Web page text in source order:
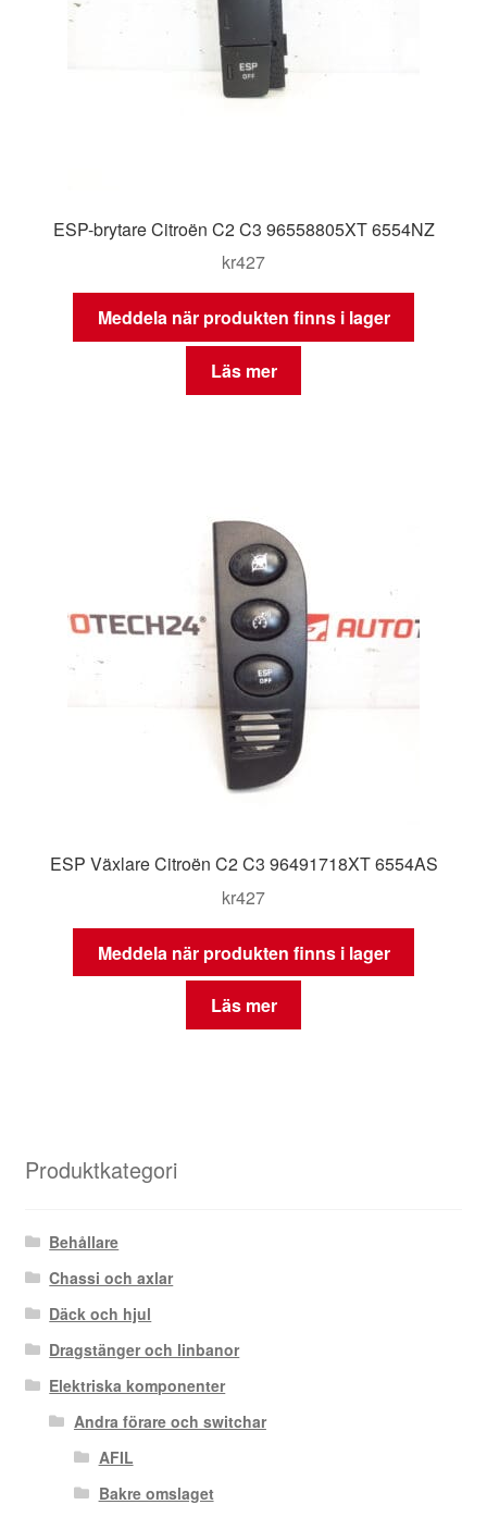
ESP-brytare Citroën C2 C3 96558805XT 6554NZ
kr427
Meddela när produkten finns i lager
Läs mer
ESP Växlare Citroën C2 C3 96491718XT 6554AS
kr427
Meddela när produkten finns i lager
Läs mer
Produktkategori
Behållare
Chassi och axlar
Däck och hjul
Dragstänger och linbanor
Elektriska komponenter
Andra förare och switchar
AFIL
Bakre omslaget